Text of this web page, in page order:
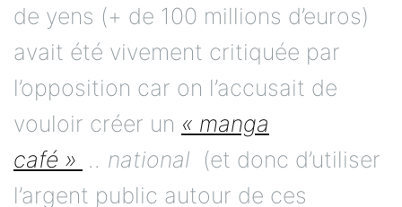
de yens (+ de 100 millions d’euros)
avait été vivement critiquée par
l’opposition car on l’accusait de
vouloir créer un « manga
café » .. national (et donc d’utiliser
l’argent public autour de ces